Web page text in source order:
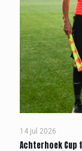
14 jul 2026
Achterhoek Cup